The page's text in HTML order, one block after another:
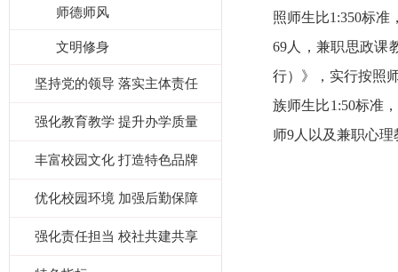
师德师风
文明修身
坚持党的领导 落实主体责任
强化教育教学 提升办学质量
丰富校园文化 打造特色品牌
优化校园环境 加强后勤保障
强化责任担当 校社共建共享
照师生比1:350标准
69 人，兼职思政课
行）》，实行按照
族师生比1:50标准
师9 人以及兼职心理